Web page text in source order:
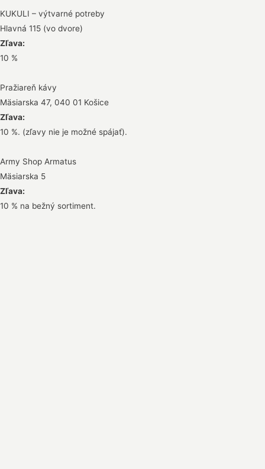
KUKULI – výtvarné potreby
Hlavná 115 (vo dvore)
Zľava:
10 %
Pražiareň kávy
Mäsiarska 47, 040 01 Košice
Zľava:
10 %. (zľavy nie je možné spájať).
Army Shop Armatus
Mäsiarska 5
Zľava:
10 % na bežný sortiment.